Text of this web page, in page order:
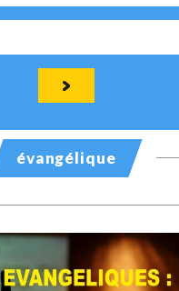
évangélique